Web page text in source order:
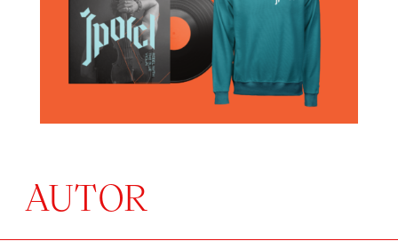
AUTOR